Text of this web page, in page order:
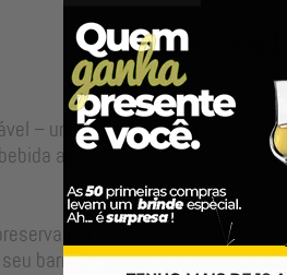
Nossos Barris &
– uma alma para sua bebida,
autêntica, valor que só o
as técnicas
barril para um longo período de